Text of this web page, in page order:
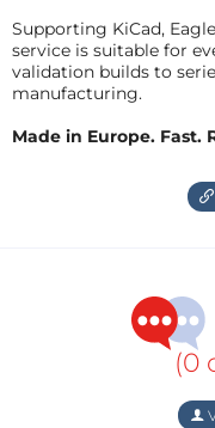
Supporting KiCad,
service is suitable for
validation builds to
manufacturing.
Made in Europe. Fast.
(0